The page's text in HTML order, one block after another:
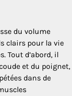
du volume
clairs pour la vie
Tout d’abord, il
et du poignet,
dans de